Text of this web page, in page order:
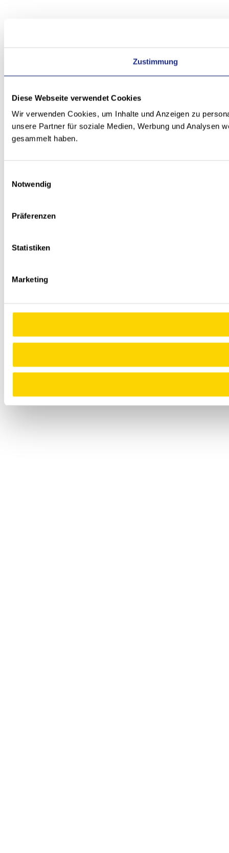
Zustimmung
Diese Webseite verwendet Cookies
Wir verwenden Cookies, um Inhalte und Anzeigen zu
unsere Partner für soziale Medien, Werbung und Analysen
gesammelt haben.
Notwendig
Präferenzen
Statistiken
Marketing